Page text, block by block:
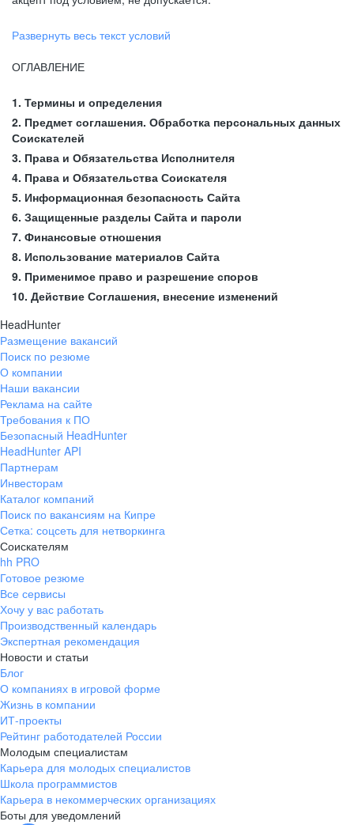
Развернуть весь текст условий
ОГЛАВЛЕНИЕ
1. Термины и определения
2. Предмет соглашения. Обработка персональных данных
Соискателей
3. Права и Обязательства Исполнителя
4. Права и Обязательства Соискателя
5. Информационная безопасность Сайта
6. Защищенные разделы Сайта и пароли
7. Финансовые отношения
8. Использование материалов Сайта
9. Применимое право и разрешение споров
10. Действие Соглашения, внесение изменений
HeadHunter
Размещение вакансий
Поиск по резюме
О компании
Наши вакансии
Реклама на сайте
Требования к ПО
Безопасный HeadHunter
HeadHunter API
Партнерам
Инвесторам
Каталог компаний
Поиск по вакансиям на Кипре
Сетка: соцсеть для нетворкинга
Соискателям
hh PRO
Готовое резюме
Все сервисы
Хочу у вас работать
Производственный календарь
Экспертная рекомендация
Новости и статьи
Блог
О компаниях в игровой форме
Жизнь в компании
ИТ-проекты
Рейтинг работодателей России
Молодым специалистам
Карьера для молодых специалистов
Школа программистов
Карьера в некоммерческих организациях
Боты для уведомлений